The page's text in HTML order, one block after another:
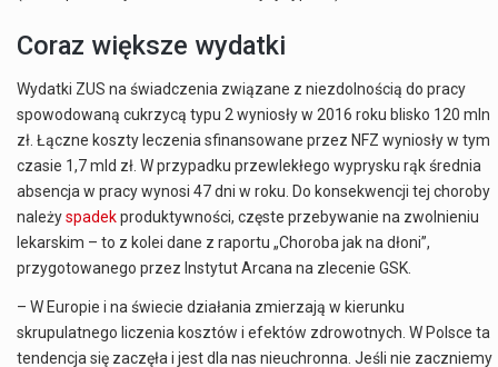
Coraz większe wydatki
Wydatki ZUS na świadczenia związane z niezdolnością do pracy
spowodowaną cukrzycą typu 2 wyniosły w 2016 roku blisko 120 mln
zł. Łączne koszty leczenia sfinansowane przez NFZ wyniosły w tym
czasie 1,7 mld zł. W przypadku przewlekłego wyprysku rąk średnia
absencja w pracy wynosi 47 dni w roku. Do konsekwencji tej choroby
należyspadekproduktywności, częste przebywanie na zwolnieniu
lekarskim – to z kolei dane z raportu „Choroba jak na dłoni”,
przygotowanego przez Instytut Arcana na zlecenie GSK.
– W Europie i na świecie działania zmierzają w kierunku
skrupulatnego liczenia kosztów i efektów zdrowotnych. W Polsce ta
tendencja się zaczęła i jest dla nas nieuchronna. Jeśli nie zaczniemy